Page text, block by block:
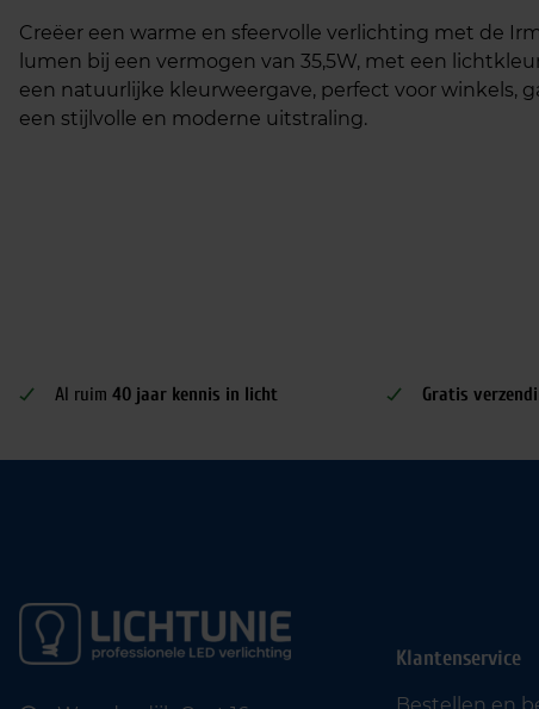
Creëer een warme en sfeervolle verlichting met de
lumen bij een vermogen van 35,5W, met een
een natuurlijke kleurweergave, perfect voor winkels,
een stijlvolle en moderne uitstraling.
Al ruim 40 jaar kennis in licht Gratis
Klantenservice